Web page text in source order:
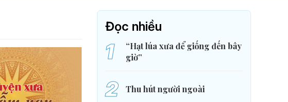
Đọc nhiều
1
“Hạt lúa xưa để giống đến bây
giờ”
2 Thu hút người ngoài